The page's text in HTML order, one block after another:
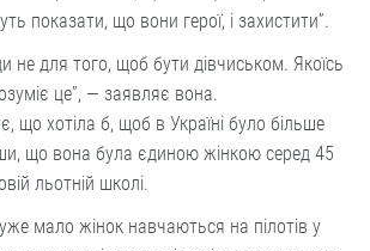
показати, що вони герої, і захистити”.
не для того, щоб бути дівчиськом. Якоїсь
це”, — заявляє вона.
що хотіла б, щоб в Україні було більше
що вона була єдиною жінкою серед 45
льотній школі.
мало жінок навчаються на пілотів у